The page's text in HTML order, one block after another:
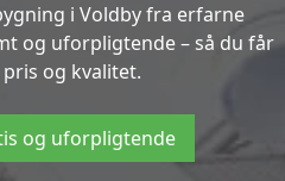
i Voldby fra erfarne
og uforpligtende – så du får
og kvalitet.
og uforpligtende